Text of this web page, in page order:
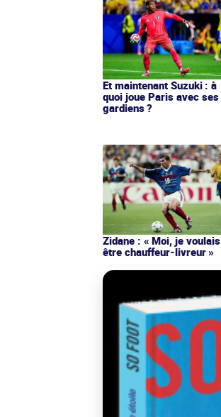
Et maintenant Suzuki : à
quoi joue Paris avec ses
gardiens ?
Zidane : « Moi, je voulais
être chauffeur-livreur »